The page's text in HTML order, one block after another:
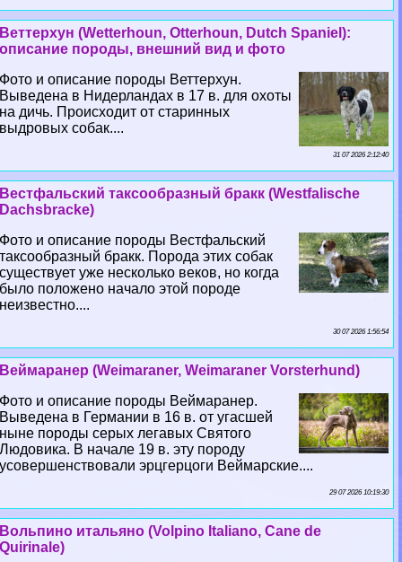
Веттерхун (Wetterhoun, Otterhoun, Dutch Spaniel):
описание породы, внешний вид и фото
Фото и описание породы Веттерхун.
Выведена в Нидерландах в 17 в. для охоты
на дичь. Происходит от старинных
выдровых собак....
31 07 2026 2:12:40
Вестфальский таксообразный бpaкк (Westfalische
Dachsbracke)
Фото и описание породы Вестфальский
таксообразный бpaкк. Порода этих собак
существует уже несколько веков, но когда
было положено начало этой породе
неизвестно....
30 07 2026 1:56:54
Веймаранер (Weimaraner, Weimaraner Vorsterhund)
Фото и описание породы Веймаранер.
Выведена в Германии в 16 в. от угасшей
ныне породы серых легавых Святого
Людовика. В начале 19 в. эту породу
усовершенствовали эрцгерцоги Веймарские....
29 07 2026 10:19:30
Вольпино итальяно (Volpino Italiano, Cane de
Quirinale)